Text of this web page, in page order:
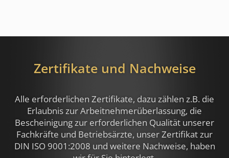
Zertifikate und Nachweise
Alle erforderlichen Zertifikate, dazu zählen z.B. die
Erlaubnis zur Arbeitnehmerüberlassung, die
Bescheinigung zur erforderlichen Qualität unserer
Fachkräfte und Betriebsärzte, unser Zertifikat zur
DIN ISO 9001:2008 und weitere Nachweise, haben